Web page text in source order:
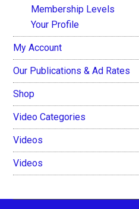
Membership Levels
Your Profile
My Account
Our Publications & Ad Rates
Shop
Video Categories
Videos
Videos